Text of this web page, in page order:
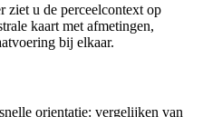
ziet u de perceelcontext op
kaart met afmetingen,
bij elkaar.
orientatie: vergelijken van